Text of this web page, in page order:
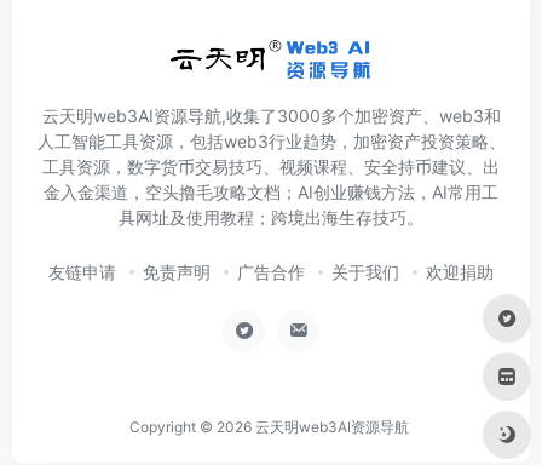
云天明web3AI资源导航,收集了3000多个加密资产、web3和
人工智能工具资源，包括web3行业趋势，加密资产投资策略、
工具资源，数字货币交易技巧、视频课程、安全持币建议、出
金入金渠道，空头撸毛攻略文档；AI创业赚钱方法，AI常用工
具网址及使用教程；跨境出海生存技巧。
友链申请 免责声明 广告合作 关于我们 欢迎捐助
Copyright © 2026 云天明web3AI资源导航